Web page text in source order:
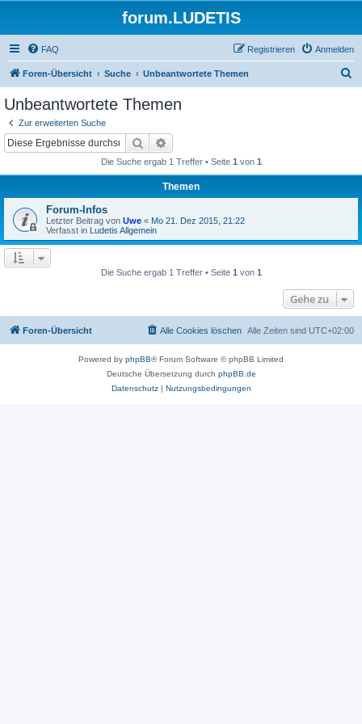
forum.LUDETIS
FAQ Anmelden
Registrieren
Foren-Übersicht Suche Unbeantwortete Themen
Unbeantwortete Themen
Zur erweiterten Suche
Suche
Die Suche ergab 1 Treffer • Seite 1 von 1
Themen
Forum-Infos
Letzter Beitrag von Uwe « Mo 21. Dez 2015, 21:22
Verfasst in Ludetis Allgemein
Die Suche ergab 1 Treffer • Seite 1 von 1
Gehe zu
Foren-Übersicht Alle Zeiten sind UTC+02:00
Alle Cookies löschen
Powered by phpBB® Forum Software © phpBB Limited
Deutsche Übersetzung durch phpBB.de
Datenschutz| Nutzungsbedingungen